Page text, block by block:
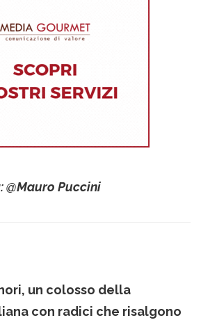
Puccini
un colosso della
con radici che risalgono